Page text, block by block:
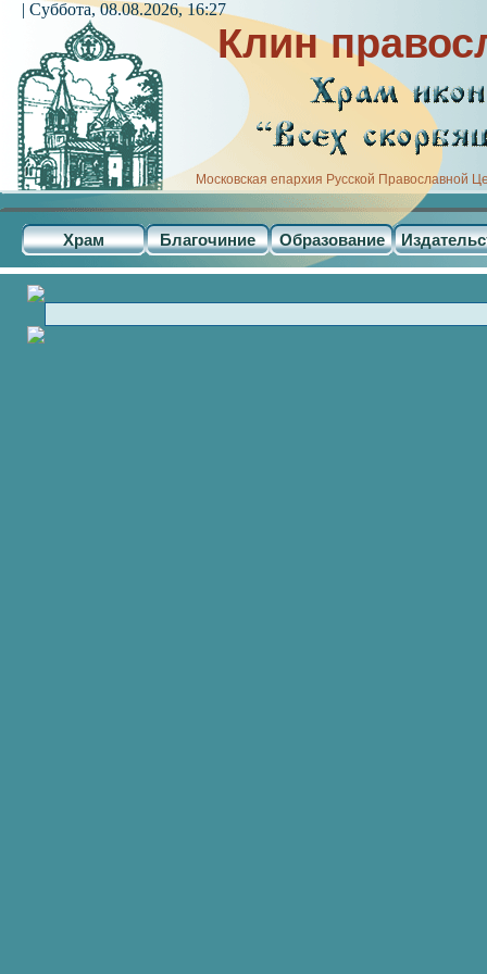
Клин
Московская епархия Русской Православной
Храм Благочиние Образование
| Суббота, 08.08.2026, 16:27